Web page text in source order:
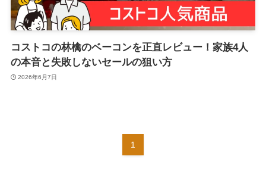
コストコの林檎のベーコンを正直レビュー！家族4人
の本音と失敗しないセールの狙い方
2026年6月7日
1